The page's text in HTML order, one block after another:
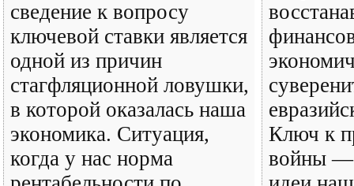
сведение к вопросу
ключевой ставки является
одной из причин
стагфляционной ловушки,
в которой оказалась наша
экономика. Ситуация,
когда у нас норма
Ключ к
войны —